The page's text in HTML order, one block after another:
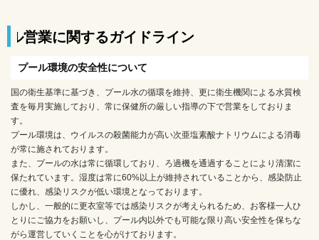
イドライン
プール環境の安全性について
国の衛生基準に基づき、プール水の循環を維持、更に衛生機関による水質検
査を毎月実施しており、常に保健所の厳しい指導の下で営業をしておりま
す。
プール環境は、ウイルスの殺菌能力が高い次亜塩素酸ナトリウムによる消毒
が常に施されております。
また、プールの水は常に循環しており、ろ過機を通過することにより清潔に
保たれています。湿度は常に60%以上が維持されていることから、感染防止
に優れ、感染リスクが低い環境となっております。
しかし、一般的に更衣室等では感染リスクが考えられるため、お客様一人ひ
とりにご協力をお願いし、プール内以外でも可能な限り高い安全性を保ちな
がら運営していくことを心がけております。